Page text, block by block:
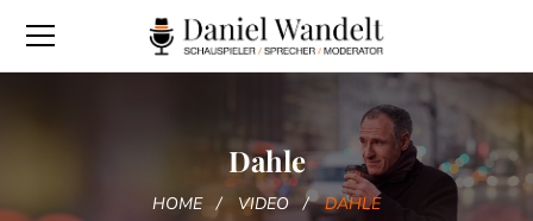
Dahle
HOME VIDEO DAHLE